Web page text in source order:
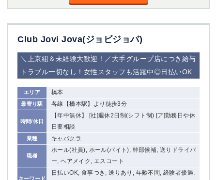
Club Jovi Jova(ジョビジョバ)
＼上京組＆未経験大歓迎！／大手グループ店につき給与
トラブル一切なし！女性スタッフも活躍中◎日払いOK
エリア 橋本
最寄り駅 各線【橋本駅】より徒歩3分
時間/休日
【年中無休】 [社]週休2日制(シフト制) [ア]勤務日や休
日要相談
業種 キャバクラ
職種
ホール(社員), ホール(バイト), 幹部候補, 送りドライバ
ー, ヘアメイク, エスコート
キーワード
日払いOK, 食事つき, 送りあり, 年齢不問, 経験者優遇,
西麻布
神奈川県
関内
横浜
川崎
溝の口
藤沢
武蔵小杉
橋本
小田原
横浜・桜木町
関内・馬車道・日ノ出町
元住吉
戸塚
たまプラーザ
大船
厚木